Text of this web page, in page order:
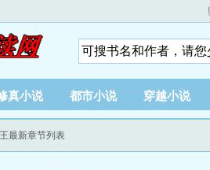
真小说 都市小说 穿越小说
最新章节列表